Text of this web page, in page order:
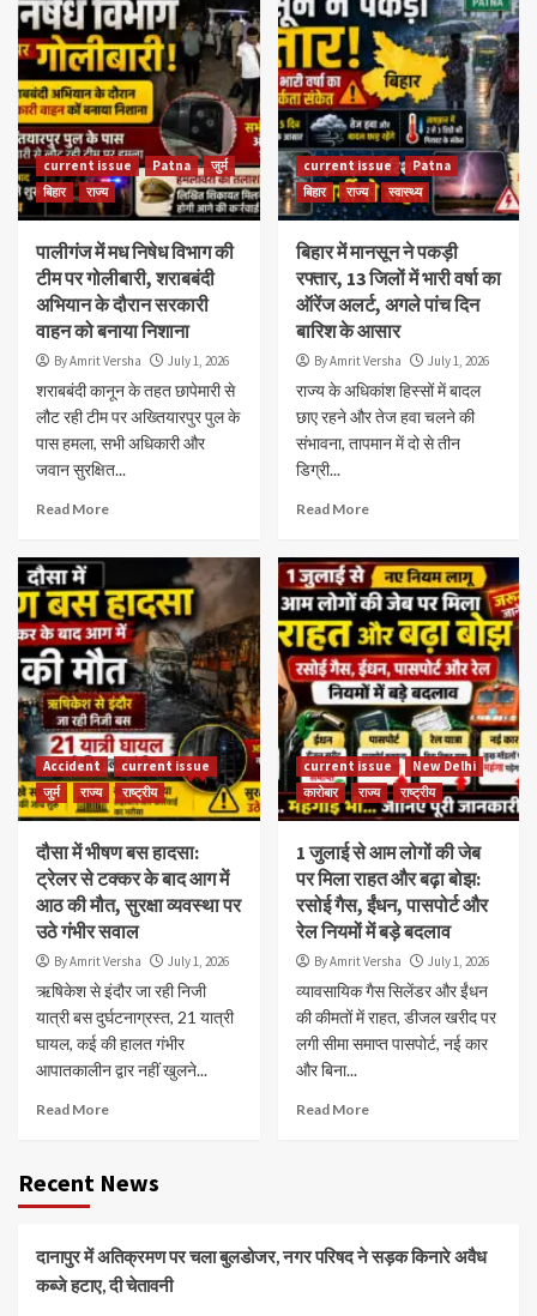
current issue Patna
जुर्म
बिहार
राज्य
पालीगंज में मध निषेध विभाग की
टीम पर गोलीबारी, शराबबंदी
अभियान के दौरान सरकारी
वाहन को बनाया निशाना
By Amrit Versha July 1, 2026
शराबबंदी कानून के तहत छापेमारी से
लौट रही टीम पर अख्तियारपुर पुल के
पास हमला, सभी अधिकारी और
जवान सुरक्षित...
Read More
current issue
Patna
बिहार
राज्य स्वास्थ्य
बिहार में मानसून ने पकड़ी
रफ्तार, 13 जिलों में भारी वर्षा का
ऑरेंज अलर्ट, अगले पांच दिन
बारिश के आसार
By Amrit Versha July 1, 2026
राज्य के अधिकांश हिस्सों में बादल
छाए रहने और तेज हवा चलने की
संभावना, तापमान में दो से तीन
डिग्री...
Read More
Accident
current issue
जुर्म
राज्य राष्ट्रीय
दौसा में भीषण बस हादसा:
ट्रेलर से टक्कर के बाद आग में
आठ की मौत, सुरक्षा व्यवस्था पर
उठे गंभीर सवाल
By Amrit Versha July 1, 2026
ऋषिकेश से इंदौर जा रही निजी
यात्री बस दुर्घटनाग्रस्त, 21 यात्री
घायल, कई की हालत गंभीर
आपातकालीन द्वार नहीं खुलने...
Read More
current issue
New Delhi
कारोबार
राज्य राष्ट्रीय
1 जुलाई से आम लोगों की जेब
पर मिला राहत और बढ़ा बोझ:
रसोई गैस, ईंधन, पासपोर्ट और
रेल नियमों में बड़े बदलाव
By Amrit Versha July 1, 2026
व्यावसायिक गैस सिलेंडर और ईंधन
की कीमतों में राहत, डीजल खरीद पर
लगी सीमा समाप्त पासपोर्ट, नई कार
और बिना...
Read More
Recent News
दानापुर में अतिक्रमण पर चला बुलडोजर, नगर परिषद ने सड़क किनारे अवैध
कब्जे हटाए, दी चेतावनी